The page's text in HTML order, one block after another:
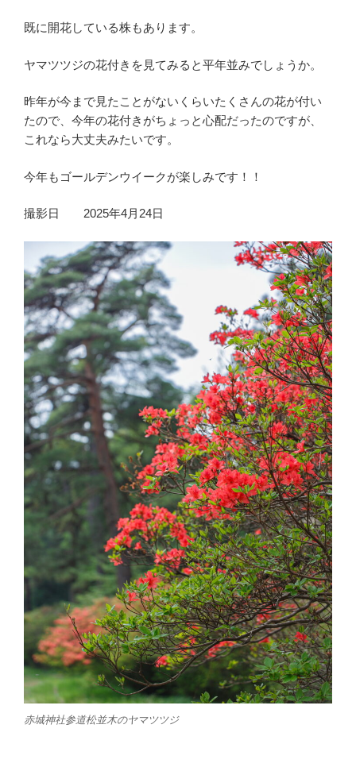
既に開花している株もあります。
ヤマツツジの花付きを見てみると平年並みでしょうか。
昨年が今まで見たことがないくらいたくさんの花が付い
たので、今年の花付きがちょっと心配だったのですが、
これなら大丈夫みたいです。
今年もゴールデンウイークが楽しみです！！
撮影日 2025年4月24日
赤城神社参道松並木のヤマツツジ